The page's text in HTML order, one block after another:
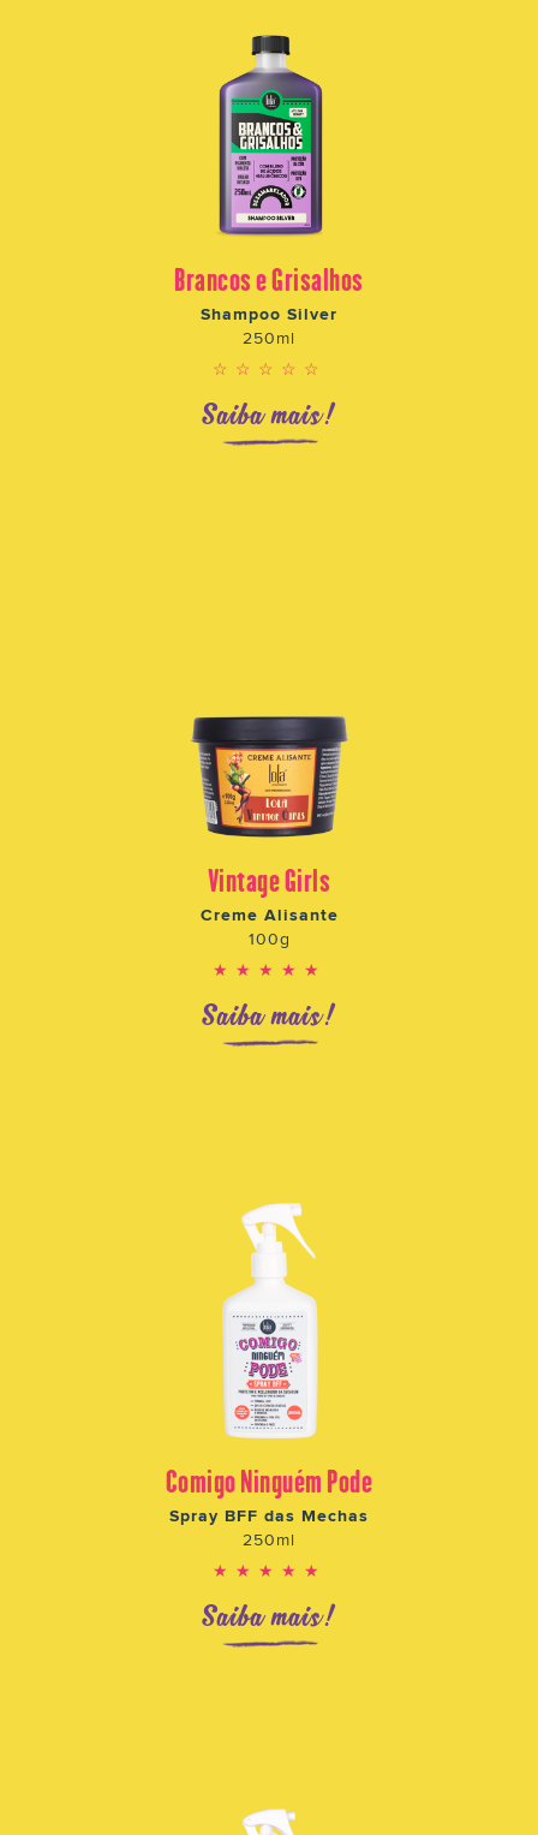
Brancos e Grisalhos
Shampoo Silver
250ml
☆☆☆☆☆
Saiba mais!
Vintage Girls
Creme Alisante
100g
★★★★★
Saiba mais!
Comigo Ninguém Pode
Spray BFF das Mechas
250ml
★★★★★
Saiba mais!